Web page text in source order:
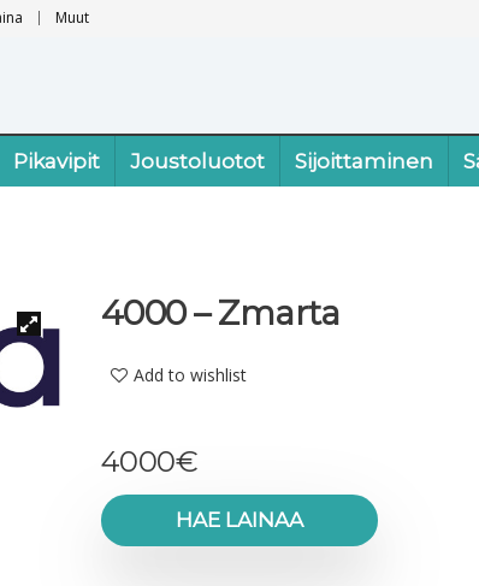
Muut
Pikavipit Joustoluotot Sijoittaminen
4000 – Zmarta
Add to wishlist
4000€
HAE LAINAA